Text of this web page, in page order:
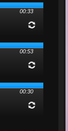
00:33
00:53
00:30